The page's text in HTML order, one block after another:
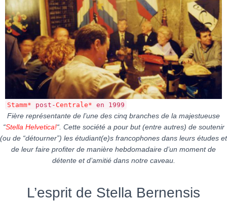
Stamm* post- Centrale* en 1999
Fière représentante de l’une des cinq branches de la majestueuse
“Stella Helvetica!“. Cette société a pour but (entre autres) de soutenir
(ou de “détourner”) les étudiant(e)s francophones dans leurs études et
de leur faire profiter de manière hebdomadaire d’un moment de
détente et d’amitié dans notre caveau.
L’esprit de Stella Bernensis